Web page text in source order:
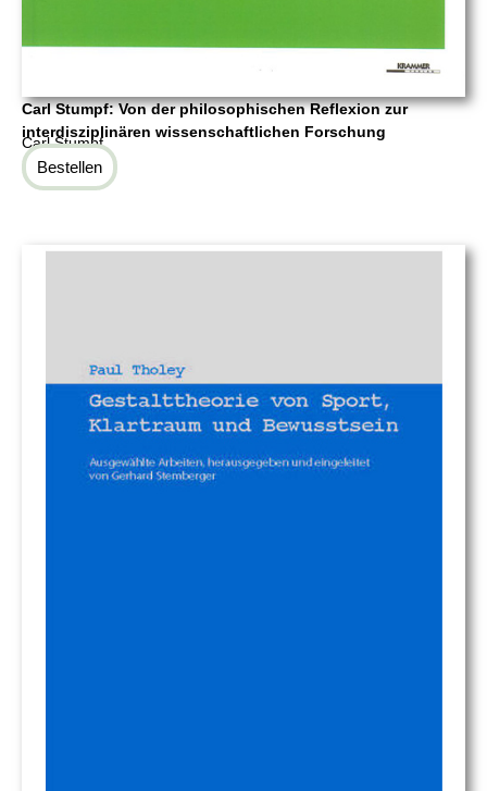
Carl Stumpf: Von der philosophischen Reflexion zur
interdisziplinären wissenschaftlichen Forschung
Carl Stumpf
Bestellen